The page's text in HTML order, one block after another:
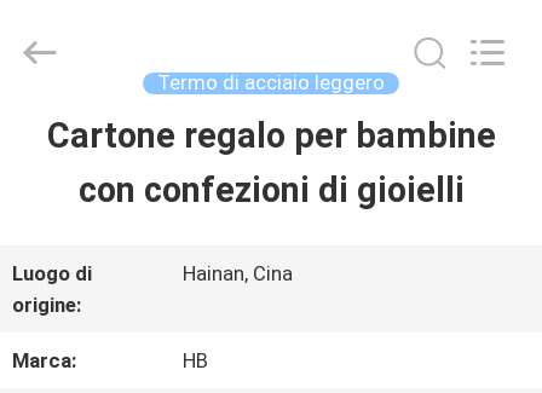
CASA.
SU
DI
Electric
Termo di acciaio leggero
Cartone regalo per bambine
con confezioni di gioielli
Luogo di
origine:
Hainan, Cina
Marca: HB